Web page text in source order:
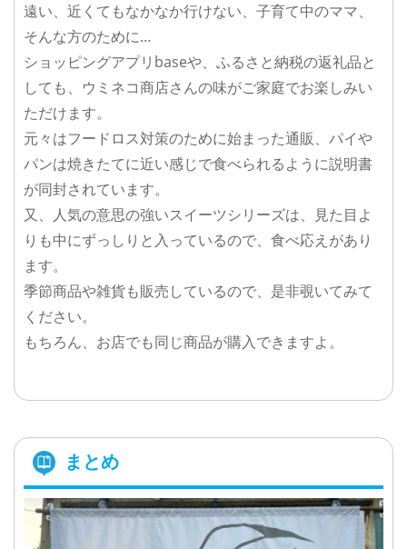
遠い、近くてもなかなか行けない、子育て中のママ、
そんな方のために…
ショッピングアプリbaseや、ふるさと納税の返礼品と
しても、ウミネコ商店さんの味がご家庭でお楽しみい
ただけます。
元々はフードロス対策のために始まった通販、パイや
パンは焼きたてに近い感じで食べられるように説明書
が同封されています。
又、人気の意思の強いスイーツシリーズは、見た目よ
りも中にずっしりと入っているので、食べ応えがあり
ます。
季節商品や雑貨も販売しているので、是非覗いてみて
ください。
もちろん、お店でも同じ商品が購入できますよ。
まとめ